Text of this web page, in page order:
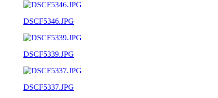
DSCF5346.JPG
DSCF5339.JPG
DSCF5337.JPG